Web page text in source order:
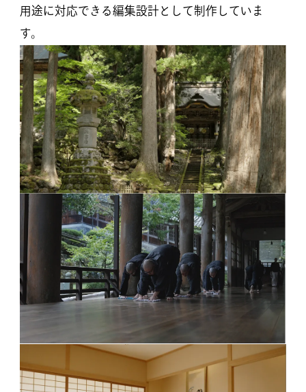
用途に対応できる編集設計として制作していま
す。